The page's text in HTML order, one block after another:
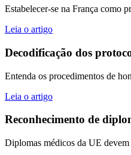
Estabelecer-se na França como
Leia o artigo
Decodificação dos
Entenda os procedimentos de
Leia o artigo
Reconhecimento de
Diplomas médicos da UE devem